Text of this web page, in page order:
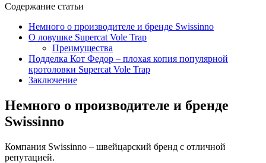
Содержание статьи
Немного о производителе и бренде Swissinno
О ловушке Supercat Vole Trap
Преимущества
Подделка Кот Федор – плохая копия популярной
кротоловки Supercat Vole Trap
Заключение
Немного о производителе и бренде
Swissinno
Компания Swissinno – швейцарский бренд с отличной
репутацией.